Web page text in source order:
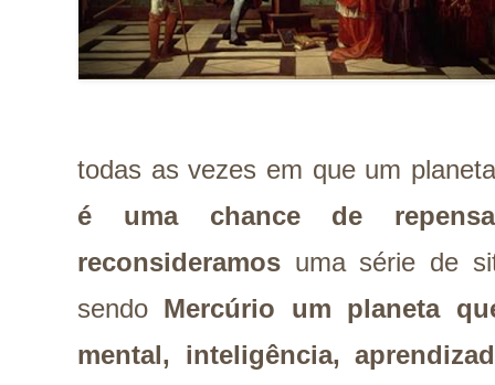
todas as vezes em que um
é uma chance de
reconsideramos uma série de
sendo Mercúrio um planeta
mental, inteligência,